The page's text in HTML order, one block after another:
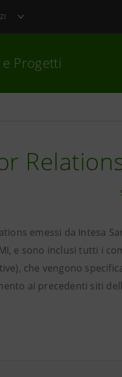
e Progetti
emessi da Intesa
e sono inclusi tutti i
che vengono
ai precedenti siti